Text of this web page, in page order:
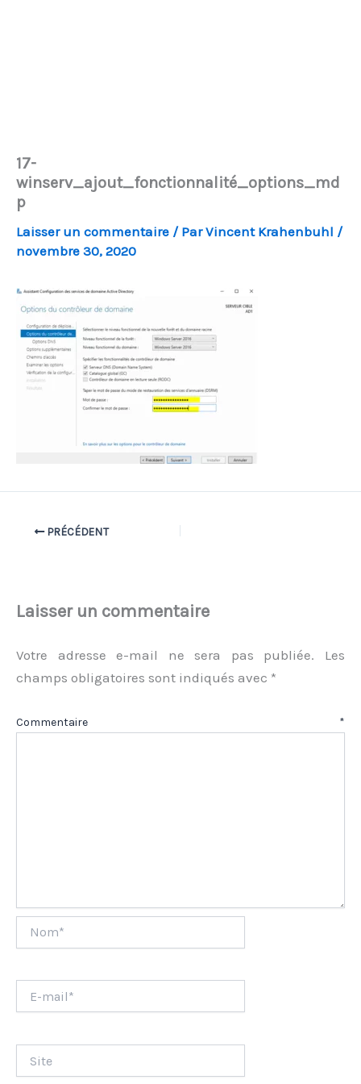
17-
winserv_ajout_fonctionnalité_options_md
p
Laisser un commentaire / ParVincent Krahenbuhl /
novembre 30, 2020
PRÉCÉDENT
Laisser un commentaire
Votre adresse e-mail ne sera pas publiée.
Les
champs obligatoires sont indiqués avec *
Commentaire *
mail*